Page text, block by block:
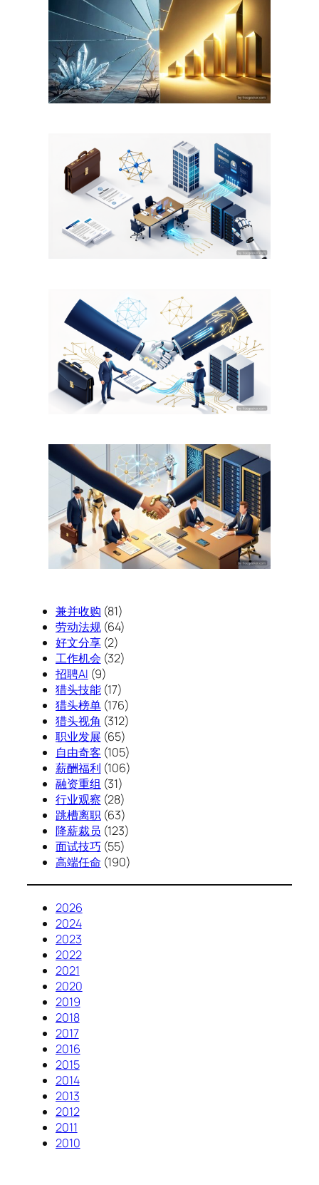
兼并收购 (81)
劳动法规(64)
好文分享(2)
工作机会 (32)
招聘AI (9)
猎头技能(17)
猎头榜单(176)
猎头视角 (312)
职业发展 (65)
自由奇客 (105)
薪酬福利 (106)
融资重组 (31)
行业观察 (28)
跳槽离职(63)
降薪裁员 (123)
面试技巧 (55)
高端任命 (190)
2026
2024
2023
2022
2021
2020
2019
2018
2017
2016
2015
2014
2013
2012
2011
2010